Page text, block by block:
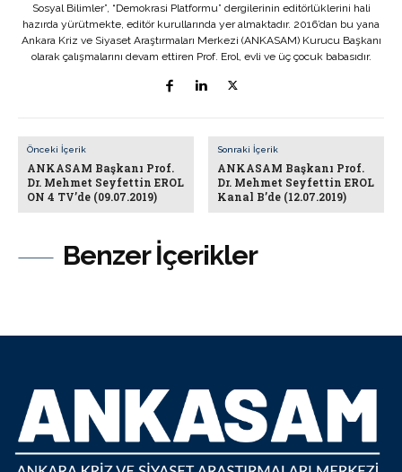
Benzer İçerikler
Sosyal Bilimler”, “Demokrasi Platformu” dergilerinin editörlüklerini hali
hazırda yürütmekte, editör kurullarında yer almaktadır. 2016’dan bu yana
Ankara Kriz ve Siyaset Araştırmaları Merkezi (ANKASAM) Kurucu Başkanı
olarak çalışmalarını devam ettiren Prof. Erol, evli ve üç çocuk babasıdır.
Önceki İçerik
ANKASAM Başkanı Prof.
Dr. Mehmet Seyfettin EROL
ON 4 TV’de (09.07.2019)
Sonraki İçerik
ANKASAM Başkanı Prof.
Dr. Mehmet Seyfettin EROL
Kanal B’de (12.07.2019)